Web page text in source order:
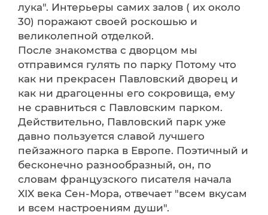
лука". Интерьеры самих залов ( их около
30) поражают своей роскошью и
великолепной отделкой.
После знакомства с дворцом мы
отправимся гулять по парку Потому что
как ни прекрасен Павловский дворец и
как ни драгоценны его сокровища, ему
не сравниться с Павловским парком.
Действительно, Павловский парк уже
давно пользуется славой лучшего
пейзажного парка в Европе. Поэтичный и
бесконечно разнообразный, он, по
словам французского писателя начала
XIX века Сен-Мора, отвечает "всем вкусам
и всем настроениям души".